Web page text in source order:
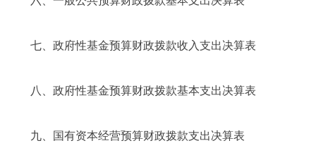
七、政府性基金预算财政拨款收入支出决算表
八、政府性基金预算财政拨款基本支出决算表
九、国有资本经营预算财政拨款支出决算表